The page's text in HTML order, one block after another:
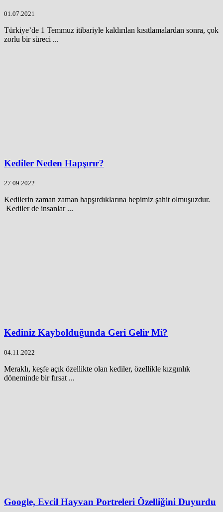
01.07.2021
Türkiye’de 1 Temmuz itibariyle kaldırılan kısıtlamalardan sonra, çok
zorlu bir süreci ...
Kediler Neden Hapşırır?
27.09.2022
Kedilerin zaman zaman hapşırdıklarına hepimiz şahit olmuşuzdur.
Kediler de insanlar ...
Kediniz Kaybolduğunda Geri Gelir Mi?
04.11.2022
Meraklı, keşfe açık özellikte olan kediler, özellikle kızgınlık
döneminde bir fırsat ...
Google, Evcil Hayvan Portreleri Özelliğini Duyurdu